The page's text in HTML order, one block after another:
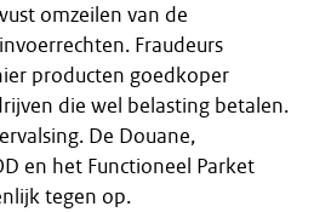
omzeilen van de
Fraudeurs
producten goedkoper
die wel belasting betalen.
De Douane,
en het Functioneel Parket
tegen op.